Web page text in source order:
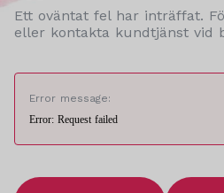
Ett oväntat fel har inträffat.
eller kontakta kundtjänst vid
Error message:
Error: Request failed